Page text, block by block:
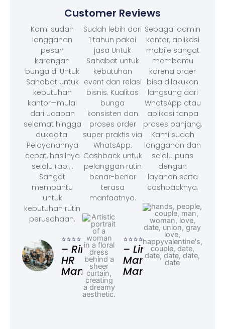
Customer Reviews
Kami sudah
langganan
pesan
karangan
bunga di Untuk
Sahabat untuk
kebutuhan
kantor—mulai
dari ucapan
selamat hingga
dukacita.
Pelayanannya
cepat, hasilnya
selalu rapi, .
Sangat
membantu
untuk
kebutuhan rutin
perusahaan.
⭐⭐⭐⭐⭐
– Rina,
HR
Manager
Sudah lebih dari
1 tahun pakai
jasa Untuk
Sahabat untuk
kebutuhan
event dan relasi
bisnis. Kualitas
bunga
konsisten dan
proses order
super praktis via
WhatsApp.
Cashback untuk
pelanggan rutin
benar-benar
terasa
manfaatnya.
⭐⭐⭐⭐⭐
– Linda,
Marketing
Manager
Sebagai admin
kantor, aplikasi
mobile sangat
membantu
karena order
bisa dilakukan
langsung dari
WhatsApp atau
aplikasi tanpa
proses panjang.
Kami sudah
langganan dan
selalu puas
dengan
layanan serta
cashbacknya.